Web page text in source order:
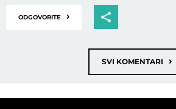
ODGOVORITE ›
SVI KOMENTARI ›